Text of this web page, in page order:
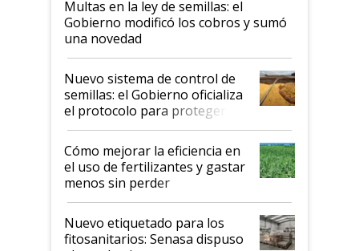
Multas en la ley de semillas: el
Gobierno modificó los cobros y sumó
una novedad
Nuevo sistema de control de
semillas: el Gobierno oficializa
el protocolo para proteger la
propiedad intelectual
Cómo mejorar la eficiencia en
el uso de fertilizantes y gastar
menos sin perder
productividad en la campaña
fina
Nuevo etiquetado para los
fitosanitarios: Senasa dispuso